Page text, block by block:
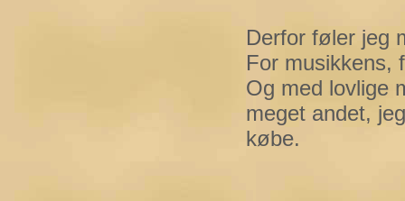
Derfor føler jeg
For musikkens,
Og med lovlige
meget andet,
købe.